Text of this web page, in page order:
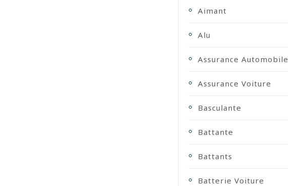
Aimant
Alu
Assurance Automobile
Assurance Voiture
Basculante
Battante
Battants
Batterie Voiture